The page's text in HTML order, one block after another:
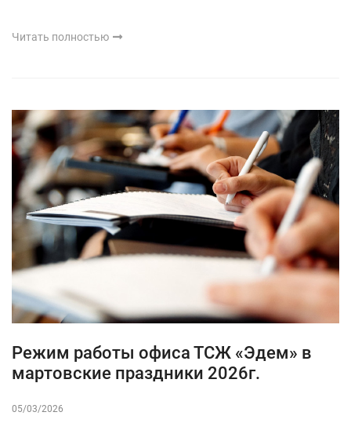
Читать полностью
Режим работы офиса ТСЖ «Эдем» в
мартовские праздники 2026г.
05/03/2026